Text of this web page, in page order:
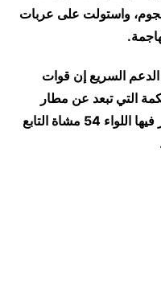
واستولت على عربات
السريع إن قوات
التي تبعد عن مطار
مدينة الدلنج بعدة كيلومترات ويتمركز فيها اللواء 54 مشاة التابع